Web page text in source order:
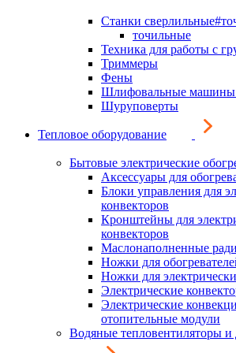
Станки
точильные
Техника для работы с
Триммеры
Фены
Шлифовальные
Шуруповерты
Тепловое оборудование
Бытовые электрические
Аксессуары для
Блоки управления для
конвекторов
Кронштейны для
конвекторов
Маслонаполненные
Ножки для
Ножки для
Электрические
Электрические
отопительные модули
Водяные тепловентиляторы и